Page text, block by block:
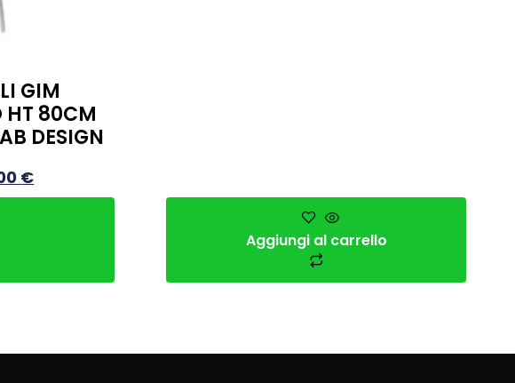
GIM
HT 80CM
DESIGN
€
Aggiungi al carrello